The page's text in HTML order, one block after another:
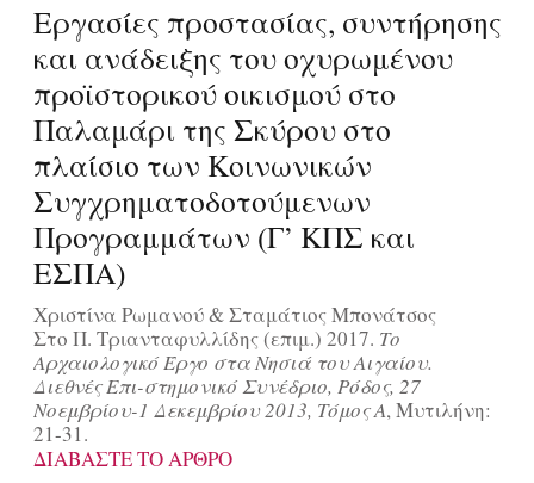
Eργασίες προστασίας, συντήρησης
και ανάδειξης του οχυρωμένου
προϊστορικού οικισμού στο
Παλαμάρι της Σκύρου στο
πλαίσιο των Κοινωνικών
Συγχρηματοδοτούμενων
Προγραμμάτων (Γ’ ΚΠΣ και
ΕΣΠΑ)
Χριστίνα Ρωμανού & Σταμάτιος Μπονάτσος
Στο Π. Τριανταφυλλίδης (επιμ.) 2017. Το
Αρχαιολογικό Έργο στα Νησιά του Αιγαίου.
Διεθνές Επι-στημονικό Συνέδριο, Ρόδος, 27
Νοεμβρίου-1 Δεκεμβρίου 2013, Τόμος Α, Μυτιλήνη:
21-31.
ΔΙΑΒΑΣΤΕ ΤΟ ΑΡΘΡΟ